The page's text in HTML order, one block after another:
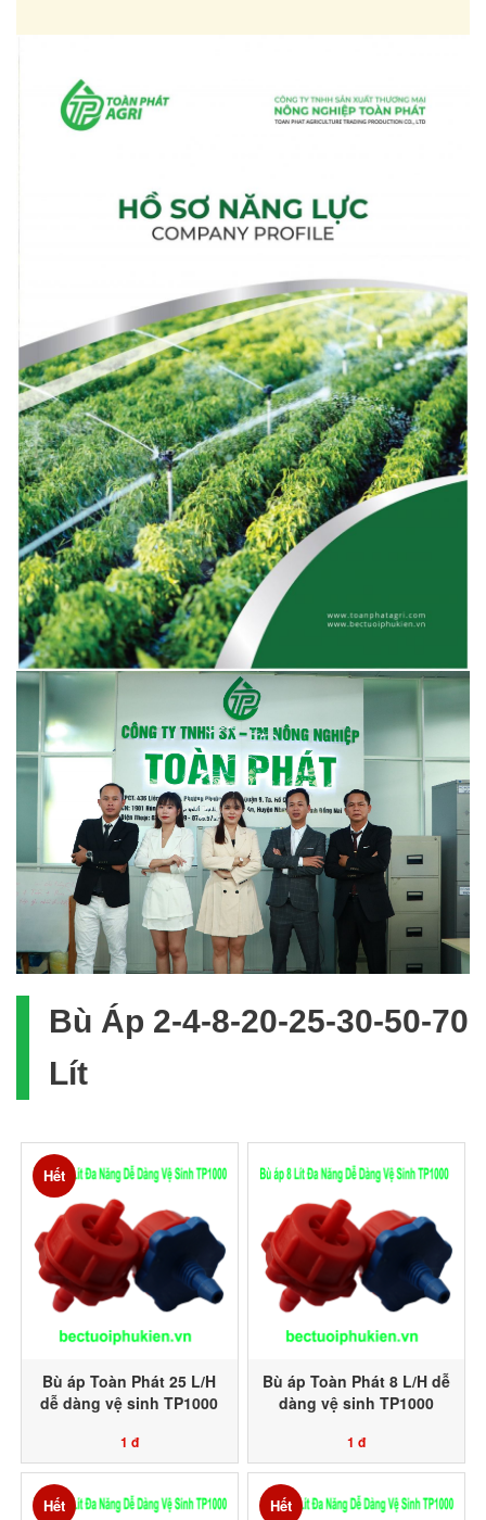
Bù Áp 2-4-8-20-25-30-50-70
Lít
Bù áp Toàn Phát 25 L/H
dễ dàng vệ sinh TP1000
1 đ
Hết
Bù áp Toàn Phát 8 L/H dễ
dàng vệ sinh TP1000
1 đ
Hết Hết